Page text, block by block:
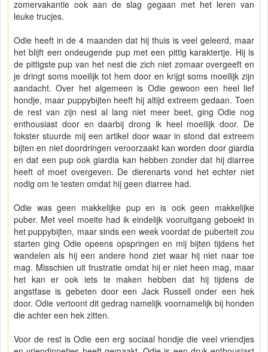
zomervakantie ook aan de slag gegaan met het leren van
leuke trucjes.
Odie heeft in de 4 maanden dat hij thuis is veel geleerd, maar
het blijft een ondeugende pup met een pittig karaktertje. Hij is
de pittigste pup van het nest die zich niet zomaar overgeeft en
je dringt soms moeilijk tot hem door en krijgt soms moeilijk zijn
aandacht. Over het algemeen is Odie gewoon een heel lief
hondje, maar puppybijten heeft hij altijd extreem gedaan. Toen
de rest van zijn nest al lang niet meer beet, ging Odie nog
enthousiast door en daarbij drong ik heel moeilijk door. De
fokster stuurde mij een artikel door waar in stond dat extreem
bijten en niet doordringen veroorzaakt kan worden door giardia
en dat een pup ook giardia kan hebben zonder dat hij diarree
heeft of moet overgeven. De dierenarts vond het echter niet
nodig om te testen omdat hij geen diarree had.
Odie was geen makkelijke pup en is ook geen makkelijke
puber. Met veel moeite had ik eindelijk vooruitgang geboekt in
het puppybijten, maar sinds een week voordat de puberteit zou
starten ging Odie opeens opspringen en mij bijten tijdens het
wandelen als hij een andere hond ziet waar hij niet naar toe
mag. Misschien uit frustratie omdat hij er niet heen mag, maar
het kan er ook iets te maken hebben dat hij tijdens de
angstfase is gebeten door een Jack Russell onder een hek
door. Odie vertoont dit gedrag namelijk voornamelijk bij honden
die achter een hek zitten.
Voor de rest is Odie een erg sociaal hondje die veel vriendjes